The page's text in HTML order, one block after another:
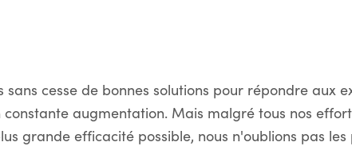
sans cesse de bonnes solutions pour répondre aux
constante augmentation. Mais malgré tous nos
grande efficacité possible, nous n'oublions pas les